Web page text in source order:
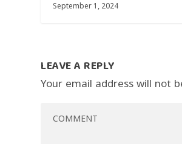
September 1, 2024
LEAVE A REPLY
Your email address will not